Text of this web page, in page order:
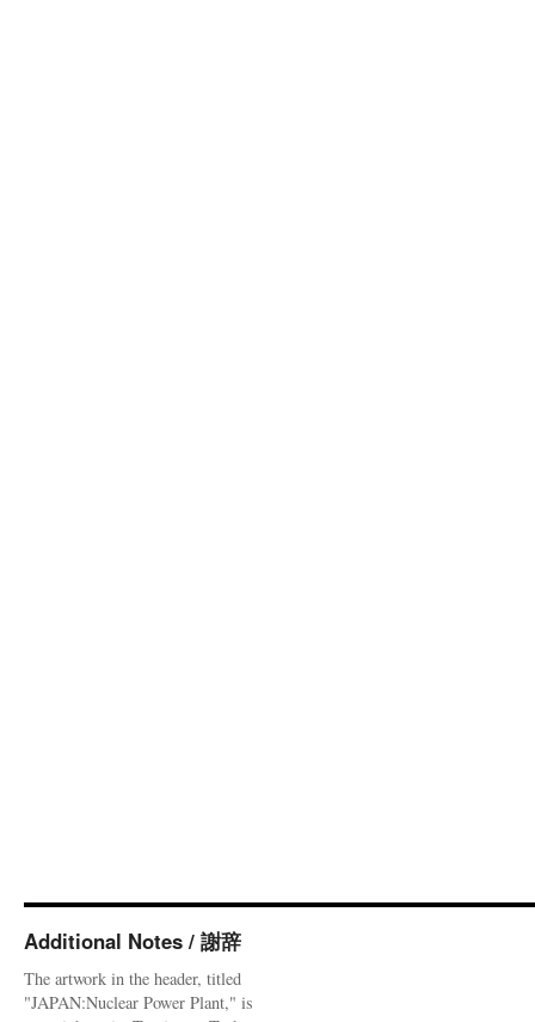
Additional Notes / 謝辞
The artwork in the header, titled
"JAPAN:Nuclear Power Plant," is